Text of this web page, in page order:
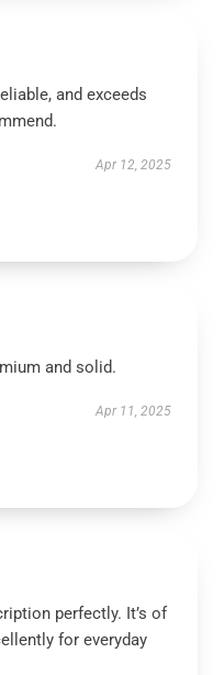
and exceeds
Apr 12, 2025
and solid.
Apr 11, 2025
perfectly. It’s of
for everyday